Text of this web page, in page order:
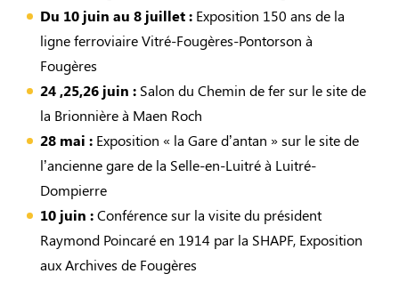
Du 10 juin au 8 juillet : Exposition 150 ans de la
ligne ferroviaire Vitré-Fougères-Pontorson à
Fougères
24 ,25,26 juin : Salon du Chemin de fer sur le site de
la Brionnière à Maen Roch
28 mai : Exposition « la Gare d’antan » sur le site de
l’ancienne gare de la Selle-en-Luitré à Luitré-
Dompierre
10 juin :Conférence sur la visite du président
Raymond Poincaré en 1914 par la SHAPF, Exposition
aux Archives de Fougères